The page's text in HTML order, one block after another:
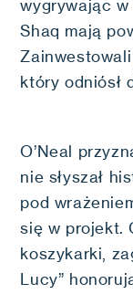
wygrywając
Shaq mają
który odniósł
O’Neal
nie słyszał
pod
się w projekt.
koszykarki,
Lucy”